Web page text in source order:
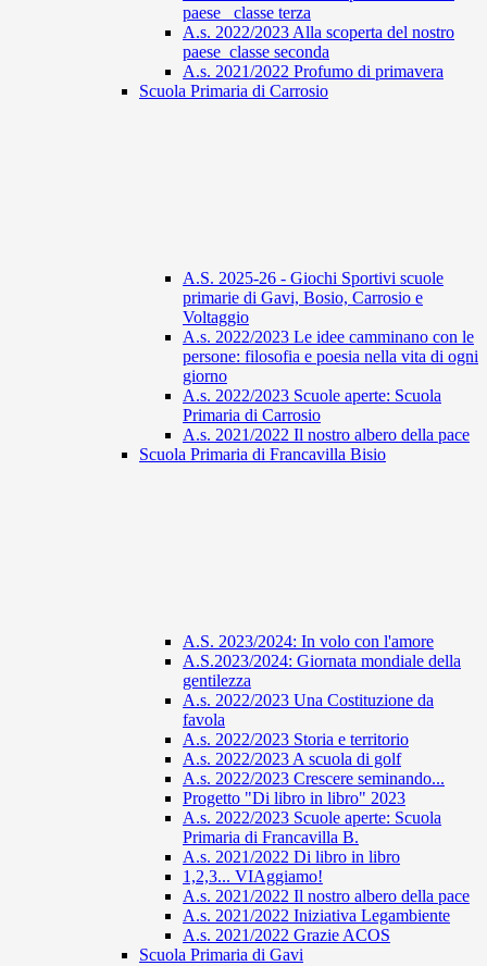
paese_ classe terza
A.s. 2022/2023 Alla scoperta del nostro
paese_classe seconda
A.s. 2021/2022 Profumo di primavera
Scuola Primaria di Carrosio
A.S. 2025-26 - Giochi Sportivi scuole
primarie di Gavi, Bosio, Carrosio e
Voltaggio
A.s. 2022/2023 Le idee camminano con le
persone: filosofia e poesia nella vita di ogni
giorno
A.s. 2022/2023 Scuole aperte: Scuola
Primaria di Carrosio
A.s. 2021/2022 Il nostro albero della pace
Scuola Primaria di Francavilla Bisio
A.S. 2023/2024: In volo con l'amore
A.S.2023/2024: Giornata mondiale della
gentilezza
A.s. 2022/2023 Una Costituzione da
favola
A.s. 2022/2023 Storia e territorio
A.s. 2022/2023 A scuola di golf
A.s. 2022/2023 Crescere seminando...
Progetto "Di libro in libro" 2023
A.s. 2022/2023 Scuole aperte: Scuola
Primaria di Francavilla B.
A.s. 2021/2022 Di libro in libro
1,2,3... VIAggiamo!
A.s. 2021/2022 Il nostro albero della pace
A.s. 2021/2022 Iniziativa Legambiente
A.s. 2021/2022 Grazie ACOS
Scuola Primaria di Gavi